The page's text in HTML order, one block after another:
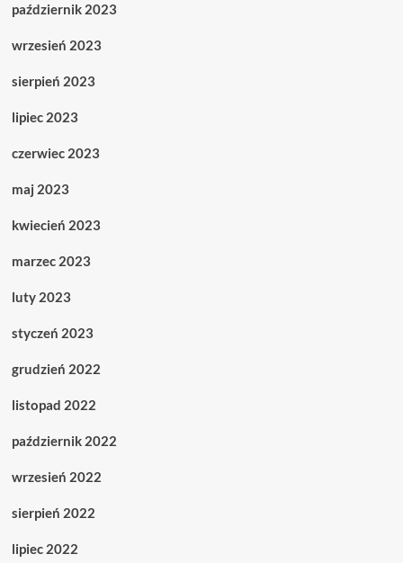
październik 2023
wrzesień 2023
sierpień 2023
lipiec 2023
czerwiec 2023
maj 2023
kwiecień 2023
marzec 2023
luty 2023
styczeń 2023
grudzień 2022
listopad 2022
październik 2022
wrzesień 2022
sierpień 2022
lipiec 2022